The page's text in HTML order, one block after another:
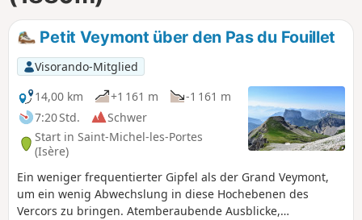
Petit Veymont über den Pas du Fouillet
Visorando-Mitglied
14,00 km
+1 161 m
-1 161 m
7:20 Std.
Schwer
Start in Saint-Michel-les-Portes
(Isère)
Ein weniger frequentierter Gipfel als der Grand Veymont,
um ein wenig Abwechslung in diese Hochebenen des
Vercors zu bringen. Atemberaubende Ausblicke,